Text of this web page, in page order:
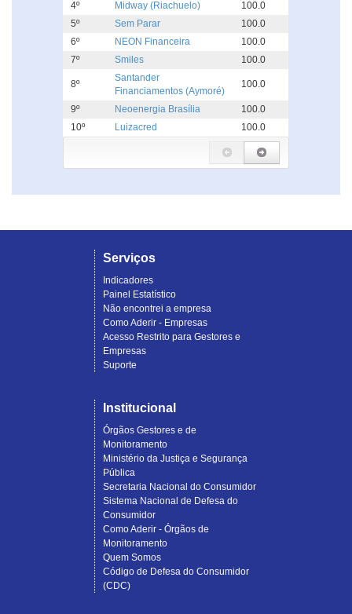
4º Midway (Riachuelo)
100.0
5º
Sem Parar
100.0
6º
NEON Financeira
100.0
7º
Smiles 100.0
8º
Santander
Financiamentos (Aymoré)
100.0
9º Neoenergia Brasília
100.0
10º
Luizacred 100.0
Serviços
Indicadores
Painel Estatístico
Não encontrei a empresa
Como Aderir - Empresas
Acesso Restrito para Gestores e
Empresas
Suporte
Institucional
Órgãos Gestores e de
Monitoramento
Ministério da Justiça e Segurança
Pública
Secretaria Nacional do Consumidor
Sistema Nacional de Defesa do
Consumidor
Como Aderir - Órgãos de
Monitoramento
Quem Somos
Código de Defesa do Consumidor
(CDC)